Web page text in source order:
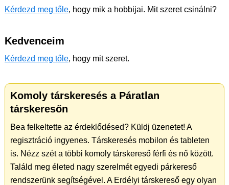
Kérdezd meg tőle, hogy mik a hobbijai. Mit szeret csinálni?
Kedvenceim
Kérdezd meg tőle, hogy mit szeret.
Komoly társkeresés a Páratlan
társkeresőn
Bea felkeltette az érdeklődésed? Küldj üzenetet! A
regisztráció ingyenes. Társkeresés mobilon és tableten
is. Nézz szét a többi komoly társkereső férfi és nő között.
Találd meg életed nagy szerelmét egyedi párkereső
rendszerünk segítségével. A Erdélyi társkereső egy olyan